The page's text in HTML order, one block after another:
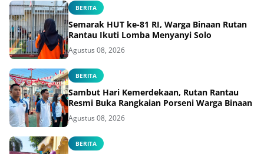
BERITA
Semarak HUT ke-81 RI, Warga Binaan Rutan
Rantau Ikuti Lomba Menyanyi Solo
Agustus 08, 2026
BERITA
Sambut Hari Kemerdekaan, Rutan Rantau
Resmi Buka Rangkaian Porseni Warga Binaan
Agustus 08, 2026
BERITA